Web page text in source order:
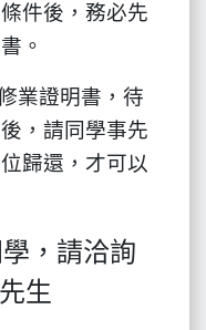
件後，務必先
。
業證明書，待
，請同學事先
歸還，才可以
，請洽詢
生